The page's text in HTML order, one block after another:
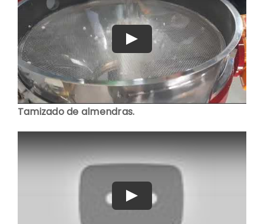
Play
Tamizado de almendras.
Play